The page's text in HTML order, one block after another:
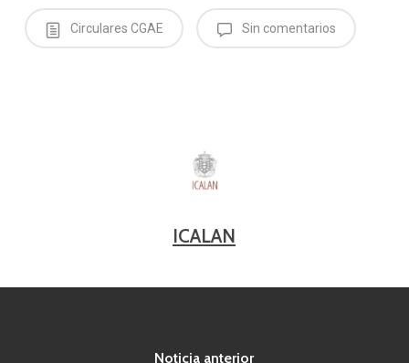
Circulares CGAE Sin comentarios
ICALAN
Noticia anterior